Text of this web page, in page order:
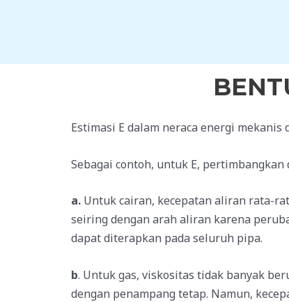
Estimasi E dalam neraca energi
Sebagai contoh, untuk E,
a. Untuk cairan, kecepatan aliran rata-
seiring dengan arah aliran karena
dapat diterapkan pada seluruh pipa.
b. Untuk gas, viskositas tidak banyak
dengan penampang tetap. Namun,